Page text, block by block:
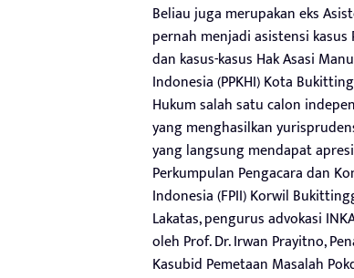
Beliau juga merupakan eks
pernah menjadi asistensi kasus
dan kasus-kasus Hak Asasi
Indonesia (PPKHI) Kota
Hukum salah satu calon
yang menghasilkan
yang langsung mendapat
Perkumpulan Pengacara dan
Indonesia (FPII) Korwil
Lakatas, pengurus advokasi
oleh Prof. Dr. Irwan Prayitno,
Kasubid Pemetaan Masalah